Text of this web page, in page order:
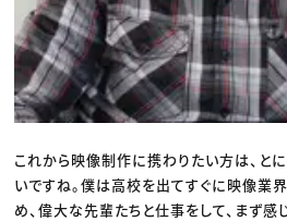
これから映像制作に携わりたい方は、と
いですね。僕は高校を出てすぐに映像業
め、偉大な先輩たちと仕事をして、まず感